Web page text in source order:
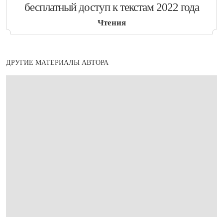
бесплатный доступ к текстам 2022 года
Чтения
ДРУГИЕ МАТЕРИАЛЫ АВТОРА